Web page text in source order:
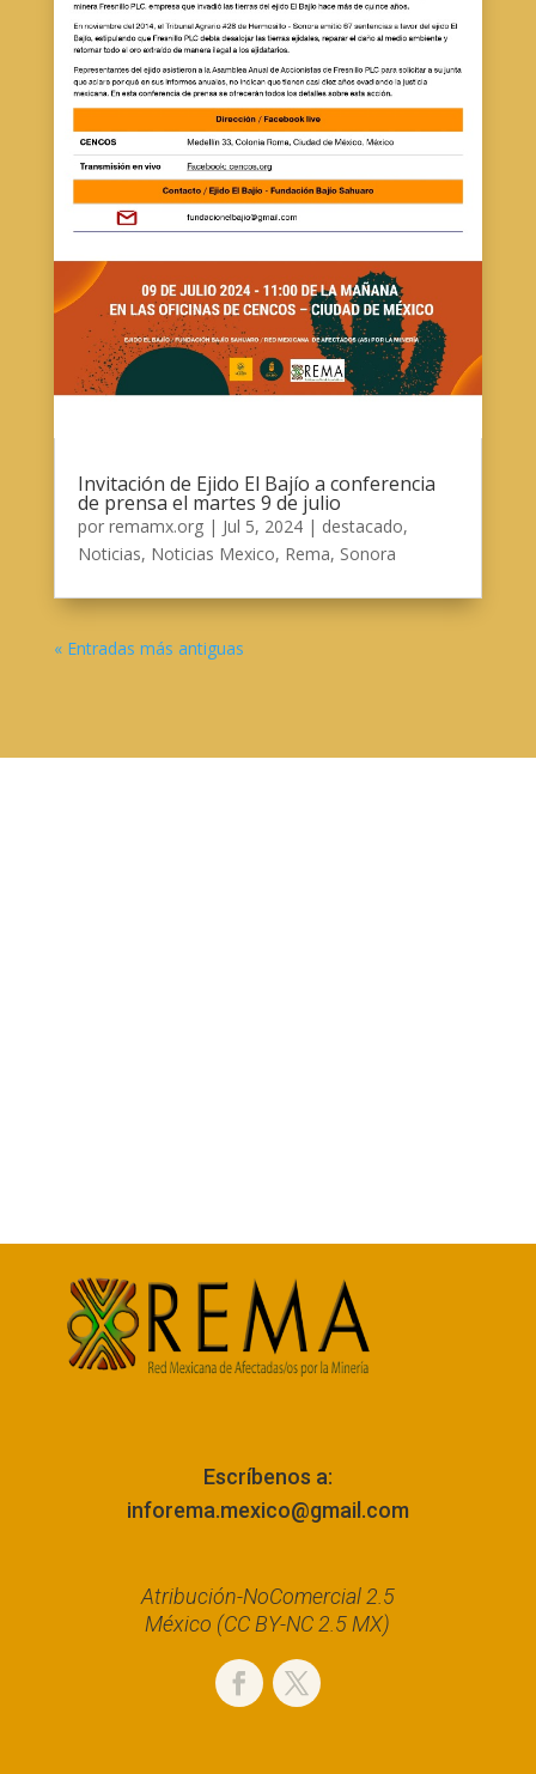
Invitación de Ejido El Bajío a conferencia
de prensa el martes 9 de julio
por remamx.org| Jul 5, 2024| destacado,
Noticias, Noticias Mexico, Rema, Sonora
« Entradas más antiguas
Escríbenos a:
inforema.mexico@gmail.com
Atribución-NoComercial 2.5
México (CC BY-NC 2.5 MX)